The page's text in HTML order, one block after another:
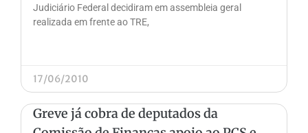
Judiciário Federal decidiram em assembleia geral
realizada em frente ao TRE,
17/06/2010
Greve já cobra de deputados da